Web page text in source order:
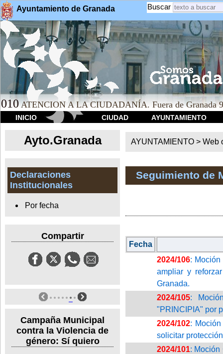
Ayuntamiento de Granada Buscar
010 ATENCION A LA CIUDADANÍA. Fuera de Granada
INICIO CIUDAD AYUNTAMIENTO
Ayto.Granada
Declaraciones
Institucionales
Por fecha
Compartir
Campaña Municipal
contra la Violencia de
género: Sí quiero
AYUNTAMIENTO > Web
Seguimiento de
Fecha
2024/106:
ampliar y
Granada.
2024/105:
"PRINCIPIA" por
2024/102:
solicitar
2024/101: Moción